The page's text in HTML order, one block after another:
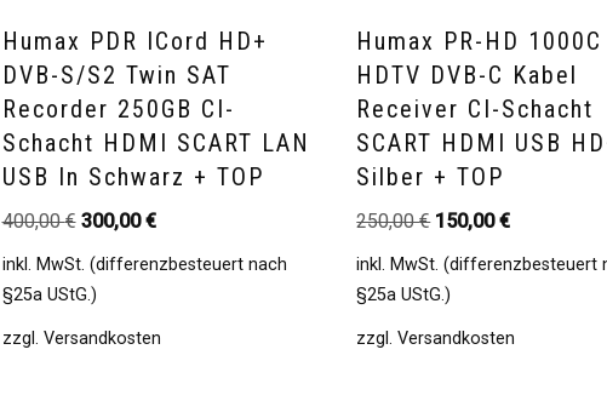
Humax PDR ICord HD+
DVB-S/S2 Twin SAT
Recorder 250GB CI-
Schacht HDMI SCART LAN
USB In Schwarz + TOP
400,00€ 300,00€
inkl. MwSt. (differenzbesteuert nach
§25a UStG.)
zzgl. Versandkosten
Humax PR-HD 1000C
HDTV DVB-C Kabel
Receiver CI-Schacht
SCART HDMI USB
Silber + TOP
250,00€ 150,00€
inkl. MwSt. (differenzbesteuert
§25a UStG.)
zzgl.Versandkosten